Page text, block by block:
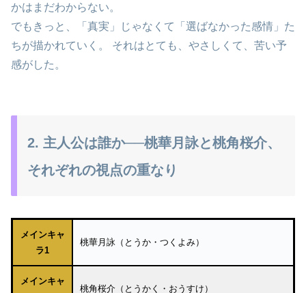
かはまだわからない。
でもきっと、「真実」じゃなくて「選ばなかった感情」た
ちが描かれていく。 それはとても、やさしくて、苦い予
感がした。
2. 主人公は誰か──桃華月詠と桃角桜介、
それぞれの視点の重なり
メインキャ
ラ1
桃華月詠（とうか・つくよみ）
メインキャ
桃角桜介（とうかく・おうすけ）